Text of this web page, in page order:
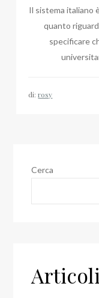
Il sistema italiano
quanto
specificare
di:rosy
Cerca